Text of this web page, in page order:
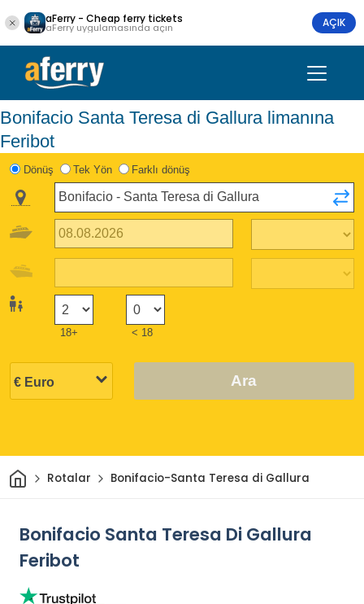
aFerry - Cheap ferry tickets
aFerry uygulamasında açın AÇIK
Bonifacio Santa Teresa di Gallura limanına
Feribot
Dönüş Tek Yön Farklı dönüş
18+ < 18
Ara
Ev Rotalar Bonifacio-Santa Teresa di Gallura
Bonifacio Santa Teresa Di Gallura
Feribot